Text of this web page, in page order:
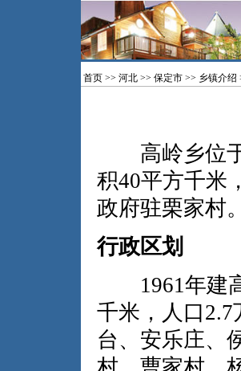
首页 >> 河北 >> 保定市 >> 乡镇介绍
高岭乡位于
积40平方千米
政府驻栗家村。
行政区划
1961年建高
千米，人口
台、安乐庄、